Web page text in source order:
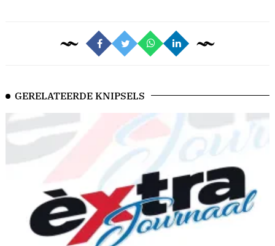
GERELATEERDE KNIPSELS